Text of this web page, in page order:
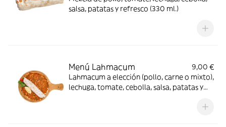
salsa, patatas y refresco (330 ml.)
Menú Lahmacum
9,00 €
Lahmacum a elección (pollo, carne o mixto),
lechuga, tomate, cebolla, salsa, patatas y